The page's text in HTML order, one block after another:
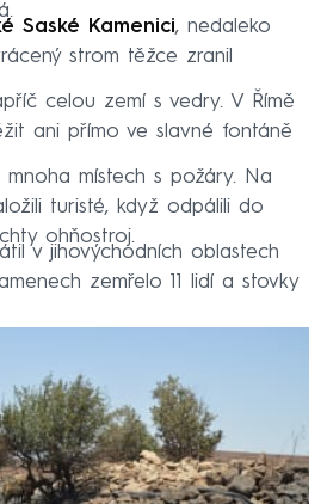
Saské Kamenici, nedaleko
strom těžce zranil
celou zemí s vedry. V Římě
ani přímo ve slavné fontáně
místech s požáry. Na
turisté, když odpálili do
ohňostroj.
v jihovýchodních oblastech
zemřelo 11 lidí a stovky